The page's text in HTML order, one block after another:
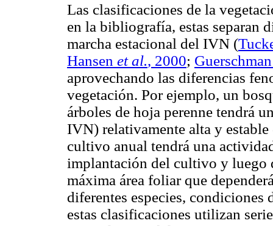
Las clasificaciones de la
en la bibliografía, estas separan
marcha estacional del IVN (
Hansen et al., 2000;
aprovechando las diferencias
vegetación. Por ejemplo, un
árboles de hoja perenne tendrá
IVN) relativamente alta y
cultivo anual tendrá una
implantación del cultivo y luego
máxima área foliar que
diferentes especies, condiciones
estas clasificaciones utilizan